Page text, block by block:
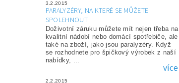
3.2.2015
PARALYZÉRY, NA KTERÉ SE MŮŽETE
SPOLEHNOUT
Doživotní záruku můžete mít nejen třeba na
kvalitní nádobí nebo domácí spotřebiče, ale
také na zboží, jako jsou paralyzéry. Když
se rozhodnete pro špičkový výrobek z naší
nabídky, ...
více
2.2.2015